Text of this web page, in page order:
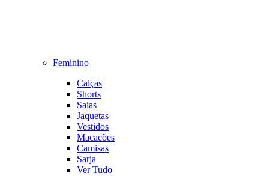
Feminino
Calças
Shorts
Saias
Jaquetas
Vestidos
Macacões
Camisas
Sarja
Ver Tudo